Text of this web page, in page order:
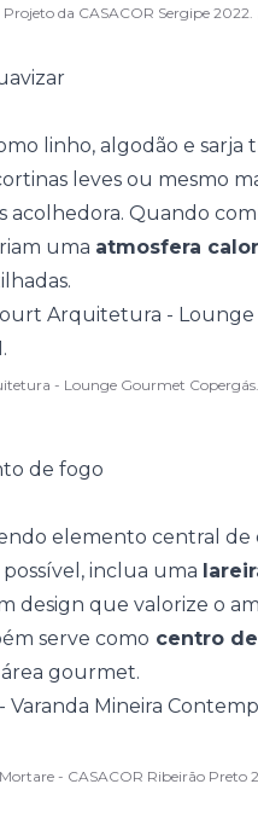
da CASACOR Sergipe 2022.
linho, algodão e sarja
leves ou mesmo
acolhedora. Quando
uma atmosfera
- Lounge Gourmet
de fogo
elemento central de
inclua uma
design que valorize o
serve como centro
gourmet.
- CASACOR Ribeirão Preto